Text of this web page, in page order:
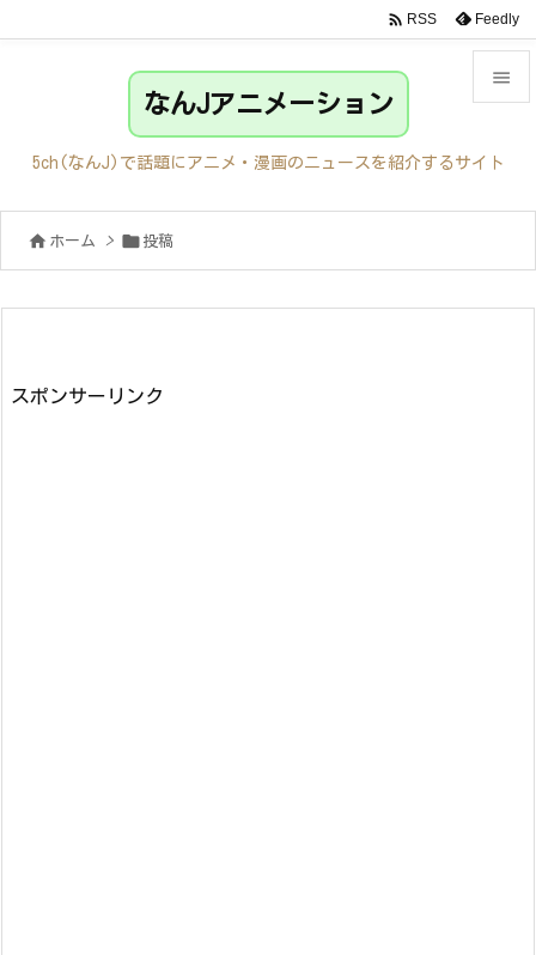

サイド
前へ

 RSS Feedly
なんJアニメーション
5ch(なんJ)で話題にアニメ・漫画のニュースを紹介するサイト
 ホーム >  投稿
スポンサーリンク